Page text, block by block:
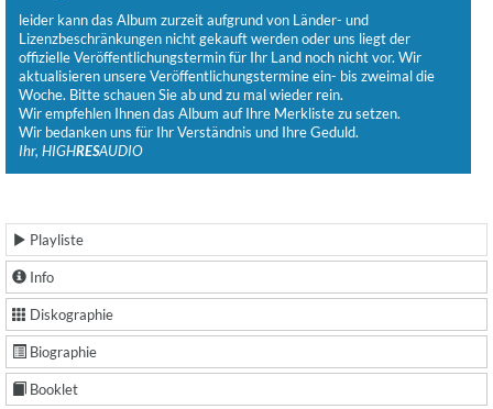
leider kann das Album zurzeit aufgrund von Länder- und
Lizenzbeschränkungen nicht gekauft werden oder uns liegt der
offizielle Veröffentlichungstermin für Ihr Land noch nicht vor. Wir
aktualisieren unsere Veröffentlichungstermine ein- bis zweimal die
Woche. Bitte schauen Sie ab und zu mal wieder rein.
Wir empfehlen Ihnen das Album auf Ihre Merkliste zu setzen.
Wir bedanken uns für Ihr Verständnis und Ihre Geduld.
Ihr, HIGHRESAUDIO
Playliste
Info
Diskographie
Biographie
Booklet